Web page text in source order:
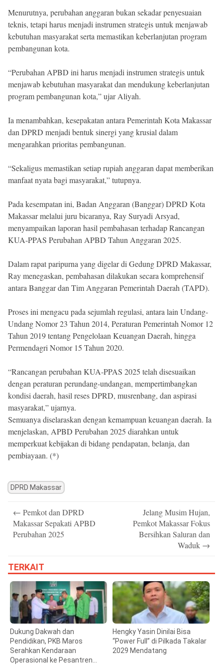
Menurutnya, perubahan anggaran bukan sekadar penyesuaian
teknis, tetapi harus menjadi instrumen strategis untuk menjawab
kebutuhan masyarakat serta memastikan keberlanjutan program
pembangunan kota.
“Perubahan APBD ini harus menjadi instrumen strategis untuk
menjawab kebutuhan masyarakat dan mendukung keberlanjutan
program pembangunan kota,” ujar Aliyah.
Ia menambahkan, kesepakatan antara Pemerintah Kota Makassar
dan DPRD menjadi bentuk sinergi yang krusial dalam
mengarahkan prioritas pembangunan.
“Sekaligus memastikan setiap rupiah anggaran dapat memberikan
manfaat nyata bagi masyarakat,” tutupnya.
Pada kesempatan ini, Badan Anggaran (Banggar) DPRD Kota
Makassar melalui juru bicaranya, Ray Suryadi Arsyad,
menyampaikan laporan hasil pembahasan terhadap Rancangan
KUA-PPAS Perubahan APBD Tahun Anggaran 2025.
Dalam rapat paripurna yang digelar di Gedung DPRD Makassar,
Ray menegaskan, pembahasan dilakukan secara komprehensif
antara Banggar dan Tim Anggaran Pemerintah Daerah (TAPD).
Proses ini mengacu pada sejumlah regulasi, antara lain Undang-
Undang Nomor 23 Tahun 2014, Peraturan Pemerintah Nomor 12
Tahun 2019 tentang Pengelolaan Keuangan Daerah, hingga
Permendagri Nomor 15 Tahun 2020.
“Rancangan perubahan KUA-PPAS 2025 telah disesuaikan
dengan peraturan perundang-undangan, mempertimbangkan
kondisi daerah, hasil reses DPRD, musrenbang, dan aspirasi
masyarakat,” ujarnya.
Semuanya diselaraskan dengan kemampuan keuangan daerah. Ia
menjelaskan, APBD Perubahan 2025 diarahkan untuk
memperkuat kebijakan di bidang pendapatan, belanja, dan
pembiayaan. (*)
DPRD Makassar
navigation
← Pemkot dan DPRD
Makassar Sepakati APBD
Perubahan 2025
Jelang Musim Hujan,
Pemkot Makassar Fokus
Bersihkan Saluran dan
Waduk →
TERKAIT
Dukung Dakwah dan
Pendidikan, PKB Maros
Serahkan Kendaraan
Operasional ke Pesantren
Hengky Yasin Dinilai Bisa
“Power Full” di Pilkada Takalar
2029 Mendatang